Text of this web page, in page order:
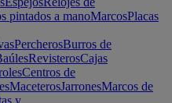
pintados a manoMarcosPlacas
PercherosBurros de
RevisterosCajas
Centros de
MaceterosJarronesMarcos de
y